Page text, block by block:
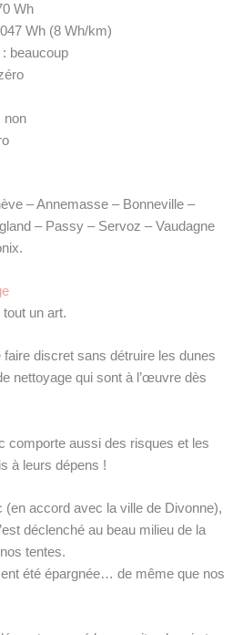
Wh
Wh (8 Wh/km)
beaucoup
non
– Annemasse – Bonneville –
– Passy – Servoz – Vaudagne
un art.
faire discret sans détruire les dunes
nettoyage qui sont à l’œuvre dès
comporte aussi des risques et les
à leurs dépens !
(en accord avec la ville de Divonne),
déclenché au beau milieu de la
tentes.
été épargnée… de même que nos